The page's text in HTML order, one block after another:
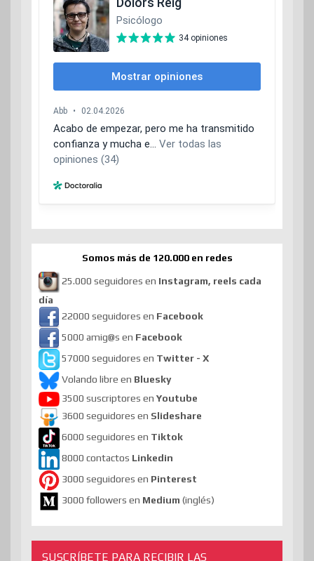
Somos más de 120.000 en redes
25.000 seguidores en Instagram, reels cada
día
22000 seguidores en Facebook
5000 amig@s en Facebook
57000 seguidores en Twitter - X
Volando libre en Bluesky
3500 suscriptores en Youtube
3600 seguidores en Slideshare
6000 seguidores en Tiktok
8000 contactos Linkedin
3000 seguidores en Pinterest
3000 followers en Medium (inglés)
SUSCRÍBETE PARA RECIBIR LAS